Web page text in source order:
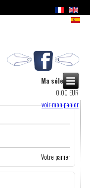
Ma sélection
0.00 EUR
voir mon panier
Votre panier